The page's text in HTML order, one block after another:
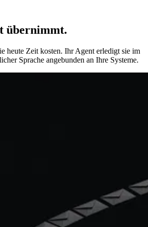
übernimmt.
heute Zeit kosten. Ihr Agent erledigt sie im
Sprache angebunden an Ihre Systeme.